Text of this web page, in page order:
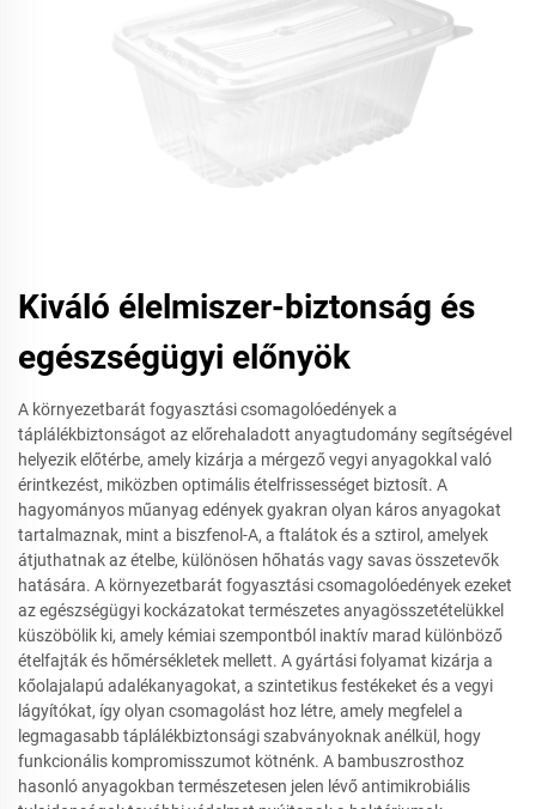
Kiváló élelmiszer-biztonság és
egészségügyi előnyök
A környezetbarát fogyasztási csomagolóedények a
táplálékbiztonságot az előrehaladott anyagtudomány segítségével
helyezik előtérbe, amely kizárja a mérgező vegyi anyagokkal való
érintkezést, miközben optimális ételfrissességet biztosít. A
hagyományos műanyag edények gyakran olyan káros anyagokat
tartalmaznak, mint a biszfenol-A, a ftalátok és a sztirol, amelyek
átjuthatnak az ételbe, különösen hőhatás vagy savas összetevők
hatására. A környezetbarát fogyasztási csomagolóedények ezeket
az egészségügyi kockázatokat természetes anyagösszetételükkel
küszöbölik ki, amely kémiai szempontból inaktív marad különböző
ételfajták és hőmérsékletek mellett. A gyártási folyamat kizárja a
kőolajalapú adalékanyagokat, a szintetikus festékeket és a vegyi
lágyítókat, így olyan csomagolást hoz létre, amely megfelel a
legmagasabb táplálékbiztonsági szabványoknak anélkül, hogy
funkcionális kompromisszumot kötnénk. A bambuszrosthoz
hasonló anyagokban természetesen jelen lévő antimikrobiális